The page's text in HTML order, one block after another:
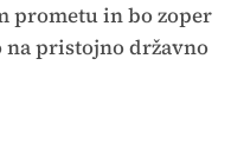
prometu in bo zoper
na pristojno državno